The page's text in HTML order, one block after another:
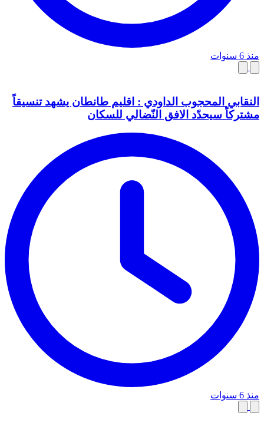
منذ 6 سنوات
النقابي المحجوب الداودي : اقليم طانطان يشهد تنسيقاً
مشتركاً سيحدّد الافق النّضالي للسكان
منذ 6 سنوات